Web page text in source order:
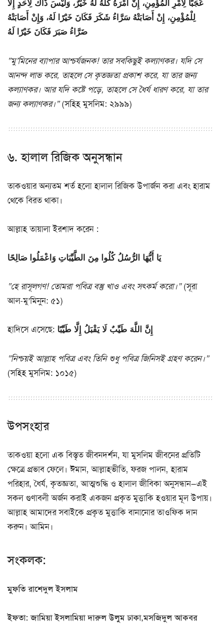
عَجَبًا لِأَمْرِ الْمُؤْمِنِ، إِنَّ أَمْرَهُ كُلَّهُ لَهُ خَيْرٌ، وَلَيْسَ ذَاكَ لِأَحَدٍ إِلَّا
لِلْمُؤْمِنِ، إِنْ أَصَابَتْهُ سَرَّاءُ شَكَرَ فَكَانَ خَيْرًا لَهُ، وَإِنْ أَصَابَتْهُ
ضَرَّاءُ صَبَرَ فَكَانَ خَيْرًا لَهُ
“মু’মিনের ব্যাপার আশ্চর্যজনক! তার সবকিছুই কল্যাণকর। যদি সে
আনন্দ লাভ করে, তাহলে সে কৃতজ্ঞতা প্রকাশ করে, যা তার জন্য
কল্যাণকর। আর যদি কষ্টে পড়ে, তাহলে সে ধৈর্য ধারণ করে, যা তার
জন্য কল্যাণকর।”(সহিহ মুসলিম: ২৯৯৯)
৬. হালাল রিজিক অনুসন্ধান
তাকওয়ার অন্যতম শর্ত হলো হালাল রিজিক উপার্জন করা এবং হারাম
থেকে বিরত থাকা।
আল্লাহ তায়ালা ইরশাদ করেন :
يَا أَيُّهَا الرُّسُلُ كُلُوا مِنَ الطَّيِّبَاتِ وَاعْمَلُوا صَالِحًا
“হে রাসূলগণ! তোমরা পবিত্র বস্তু খাও এবং সৎকর্ম করো।”(সূরা
আল-মু’মিনুন: ৫১)
হাদিসে এসেছে: إِنَّ اللَّهَ طَيِّبٌ لَا يَقْبَلُ إِلَّا طَيِّبًا
“নিশ্চয়ই আল্লাহ পবিত্র এবং তিনি শুধু পবিত্র জিনিসই গ্রহণ করেন।”
(সহিহ মুসলিম: ১০১৫)
উপসংহার
তাকওয়া হলো এক বিস্তৃত জীবনদর্শন, যা মুসলিম জীবনের প্রতিটি
ক্ষেত্রে প্রভাব ফেলে। ঈমান, আল্লাহভীতি, ফরজ পালন, হারাম
পরিহার, ধৈর্য, কৃতজ্ঞতা, আত্মশুদ্ধি ও হালাল জীবিকা অনুসন্ধান—এই
সকল গুণাবলী অর্জন করাই একজন প্রকৃত মুত্তাকি হওয়ার মূল উপায়।
আল্লাহ আমাদের সবাইকে প্রকৃত মুত্তাকি বানানোর তাওফিক দান
করুন। আমিন।
সংকলক:
মুফতি রাশেদুল ইসলাম
ইফতা: জামিয়া ইসলামিয়া দারুল উলুম ঢাকা,মসজিদুল আকবর